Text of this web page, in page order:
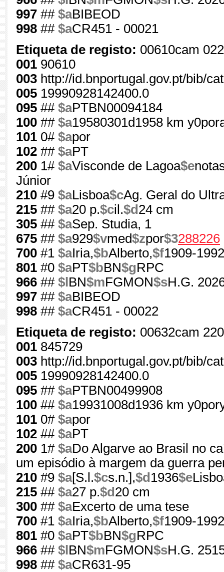
997 ## $aBIBEOD
998 ## $aCR451 - 00021
Etiqueta de registo: 00610cam
001 90610
003 http://id.bnportugal.gov.pt/bib/
005 19990928142400.0
095 ## $aPTBN00094184
100 ## $a19580301d1958 km
101 0# $apor
102 ## $aPT
200 1# $aVisconde de Lagoa$e
Júnior
210 #9 $aLisboa$cAg. Geral do
215 ## $a20 p.$cil.$d 24 cm
305 ## $aSep. Studia, 1
675 ## $a929$vmed$zpor$3288226
700 #1 $aIria,$bAlberto,$f1909-1992
801 #0 $aPT$bBN$gRPC
966 ## $l BN$mFGMON$sH.G.
997 ## $aBIBEOD
998 ## $aCR451 - 00022
Etiqueta de registo: 00632cam
001 845729
003 http://id.bnportugal.gov.pt/bib/
005 19990928142400.0
095 ## $aPTBN00499908
100 ## $a19931008d1936 km
101 0# $apor
102 ## $aPT
200 1# $aDo Algarve ao Brasil no
um episódio à margem da guerra
210 #9 $a[S.l.$cs.n.],$d 1936$e
215 ## $a27 p.$d 20 cm
300 ## $aExcerto de uma tese
700 #1 $aIria,$bAlberto,$f1909-1992
801 #0 $aPT$bBN$gRPC
966 ## $l BN$mFGMON$sH.G.
998 ## $aCR631-95